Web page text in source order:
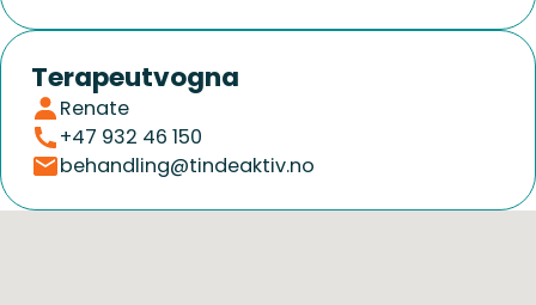
Terapeutvogna
Renate
+47 932 46 150
behandling@tindeaktiv.no